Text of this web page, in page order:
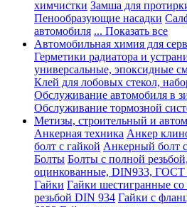
химчистки Замша для
Пенообразующие насадки
автомобиля ... Показать все
Автомобильная химия для
Герметики радиатора и
универсальные, эпоксидные
Клей для лобовых стекол,
Обслуживание автомобиля в
Обслуживание тормозной
Метизы, строительный и
Анкерная техника Анкер
болт с гайкой Анкерный болт
Болты Болты с полной
оцинкованные, DIN933, ГОСТ
Гайки Гайки шестигранные со
резьбой DIN 934 Гайки с